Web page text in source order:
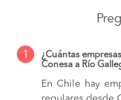
1
¿Cuántas
Conesa a Río
En Chile hay